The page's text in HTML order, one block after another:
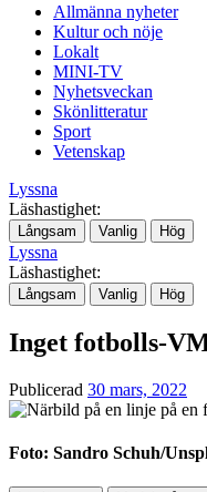
Allmänna nyheter
Kultur och nöje
Lokalt
MINI-TV
Nyhetsveckan
Skönlitteratur
Sport
Vetenskap
Lyssna
Läshastighet:
Långsam Vanlig Hög
Lyssna
Läshastighet:
Långsam Vanlig Hög
Inget fotbolls-
Publicerad 30 mars, 2022
Foto: Sandro Schuh/